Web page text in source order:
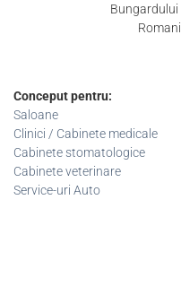
Bungardului
Conceput pentru:
Saloane
Clinici / Cabinete medicale
Cabinete stomatologice
Cabinete veterinare
Service-uri Auto